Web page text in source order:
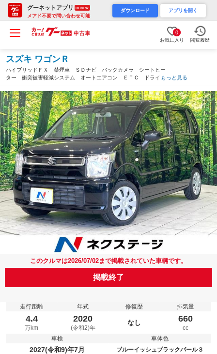
グーネットアプリ RENEW
メアド不要で問い合わせ可能
ダウンロード アプリを開く
0
お気に入り 閲覧履歴
スズキ ワゴンＲ
ハイブリッドＦＸ 禁煙車 ＳＤナビ バックカメラ シートヒー
ター 衝突被害軽減システム オートエアコン ＥＴＣ ドライブ
レコーダー オートライト オートマチックハイビーム 電動格納
ミラー スマートキー（愛知県）
もっと見る
このクルマは2026/07/02まで掲載されていた車輛です。
掲載終了
走行距離
4.4
万km
年式
2020
(令和2)年
修復歴
なし
排気量
660
cc
車検
2027(令和9)年7月
車体色
ブルーイッシュブラックパール３